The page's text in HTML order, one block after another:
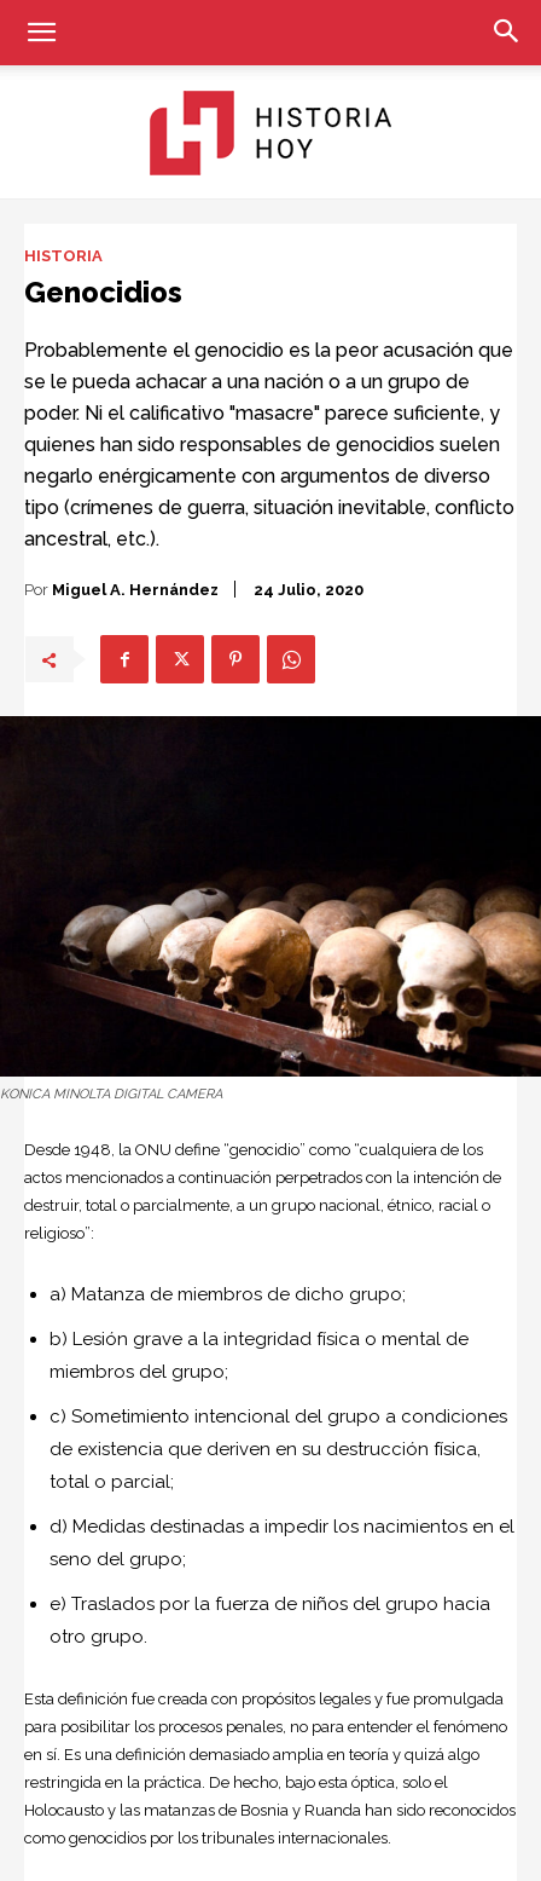
Hoy
HISTORIA
Genocidios
Probablemente el genocidio es la peor acusación que
se le pueda achacar a una nación o a un grupo de
poder. Ni el calificativo "masacre" parece suficiente, y
quienes han sido responsables de genocidios suelen
negarlo enérgicamente con argumentos de diverso
tipo (crímenes de guerra, situación inevitable, conflicto
ancestral, etc.).
Por Miguel A. Hernández 24 Julio, 2020
KONICA MINOLTA DIGITAL CAMERA
Desde 1948, la ONU define “genocidio” como “cualquiera de los
actos mencionados a continuación perpetrados con la intención de
destruir, total o parcialmente, a un grupo nacional, étnico, racial o
religioso”:
a) Matanza de miembros de dicho grupo;
b) Lesión grave a la integridad física o mental de
miembros del grupo;
c) Sometimiento intencional del grupo a condiciones
de existencia que deriven en su destrucción física,
total o parcial;
d) Medidas destinadas a impedir los nacimientos en el
seno del grupo;
e) Traslados por la fuerza de niños del grupo hacia
otro grupo.
Esta definición fue creada con propósitos legales y fue promulgada
para posibilitar los procesos penales, no para entender el fenómeno
en sí. Es una definición demasiado amplia en teoría y quizá algo
restringida en la práctica. De hecho, bajo esta óptica, solo el
Holocausto y las matanzas de Bosnia y Ruanda han sido reconocidos
como genocidios por los tribunales internacionales.